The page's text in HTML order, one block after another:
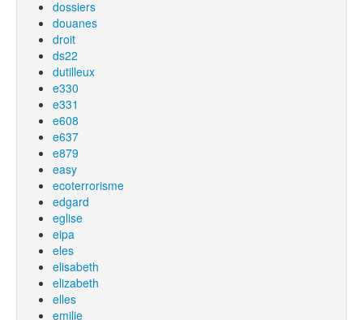
dossiers
douanes
droit
ds22
dutilleux
e330
e331
e608
e637
e879
easy
ecoterrorisme
edgard
eglise
eipa
eles
elisabeth
elizabeth
elles
emilie